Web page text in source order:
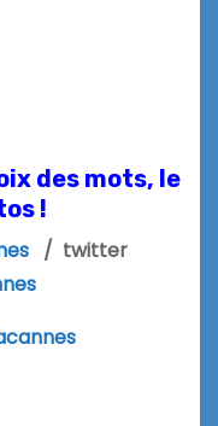
des mots, le
!
/ twitter